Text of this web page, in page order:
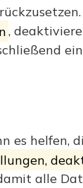
,
es helfen,
alle